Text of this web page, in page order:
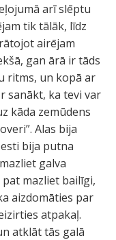
arī slēptu
tik tālāk, līdz
airējam
gan ārā ir tāds
ritms, un kopā ar
sanākt, ka tevi var
kāda zemūdens
Alas bija
bija putna
galva
pat mazliet bailīgi,
aizdomāties par
atpakaļ.
atklāt tās galā